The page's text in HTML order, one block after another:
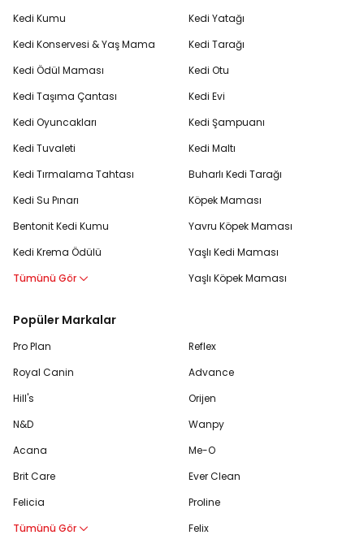
Kedi Kumu
Kedi Konservesi & Yaş Mama
Kedi Ödül Maması
Kedi Taşıma Çantası
Kedi Oyuncakları
Kedi Tuvaleti
Kedi Tırmalama Tahtası
Kedi Su Pınarı
Bentonit Kedi Kumu
Kedi Krema Ödülü
Tümünü Gör
Kedi Yatağı
Kedi Tarağı
Kedi Otu
Kedi Evi
Kedi Şampuanı
Kedi Maltı
Buharlı Kedi Tarağı
Köpek Maması
Yavru Köpek Maması
Yaşlı Kedi Maması
Yaşlı Köpek Maması
Popüler Markalar
Pro Plan
Royal Canin
Hill's
N&D
Acana
Brit Care
Felicia
Tümünü Gör
Reflex
Advance
Orijen
Wanpy
Me-O
Ever Clean
Proline
Felix